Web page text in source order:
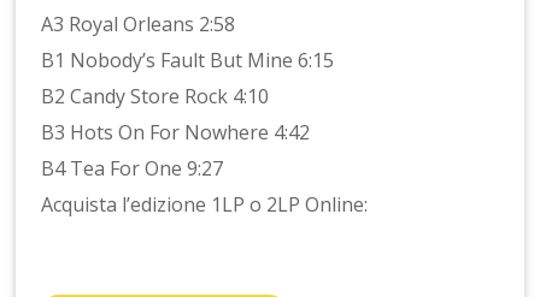
A3 Royal Orleans 2:58
B1 Nobody’s Fault But Mine 6:15
B2 Candy Store Rock 4:10
B3 Hots On For Nowhere 4:42
B4 Tea For One 9:27
Acquista l’edizione 1LP o 2LP Online: